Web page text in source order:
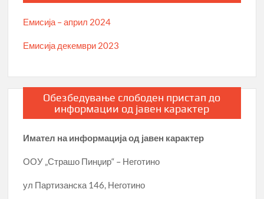
Емисија – април 2024
Емисија декември 2023
Обезбедување слободен пристап до
информации од јавен карактер
Имател на информација од јавен карактер
ООУ „Страшо Пинџир“ – Неготино
ул Партизанска 146, Неготино